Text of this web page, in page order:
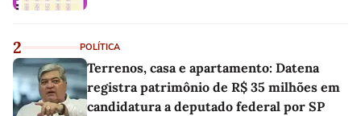
2 POLÍTICA
Terrenos, casa e apartamento: Datena
registra patrimônio de R$ 35 milhões em
candidatura a deputado federal por SP